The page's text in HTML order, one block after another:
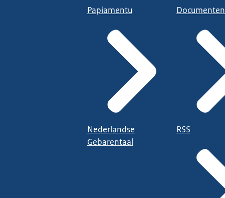
Papiamentu
Nederlandse
Gebarentaal
Documenten
RSS